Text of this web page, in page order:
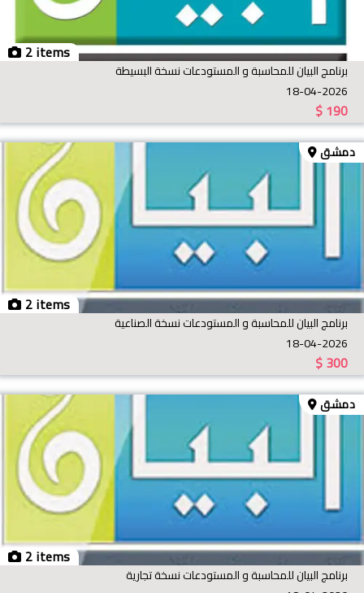
2 items
برنامج البيان للمحاسبة و المستودعات نسخة البسيطة
18-04-2026
$190
2 items
دمشق
برنامج البيان للمحاسبة و المستودعات نسخة الصناعية
18-04-2026
$300
2 items
دمشق
برنامج البيان للمحاسبة و المستودعات نسخة تجارية